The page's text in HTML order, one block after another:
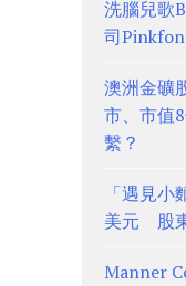
洗腦兒歌
司
澳洲金礦
市、市值
繫？
「遇見
美元 股
Manner